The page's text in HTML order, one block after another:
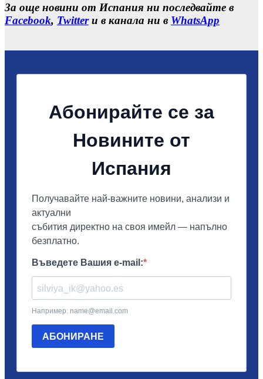
За още новини от Испания ни последвайте в
Facebook, Twitterи в канала ни в WhatsApp